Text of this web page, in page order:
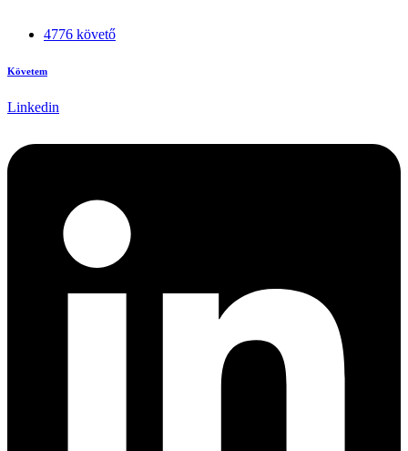
4776 követő
Követem
Linkedin